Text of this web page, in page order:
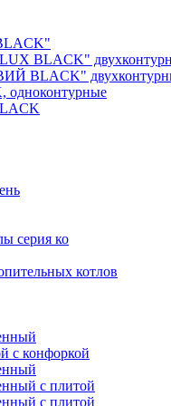
BLACK"
BLACK"
серия ко
котлов
с конфоркой
с плитой
с плитой